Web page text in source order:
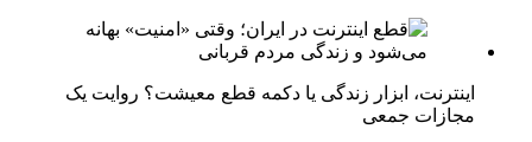
اینترنت، ابزار زندگی یا دکمه قطع معیشت؟ روایت یک
مجازات جمعی